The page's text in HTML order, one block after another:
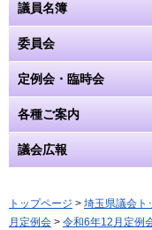
議員名簿
委員会
定例会・臨時会
各種ご案内
議会広報
トップページ > 埼玉県議会ト
月定例会 > 令和6年12月定例